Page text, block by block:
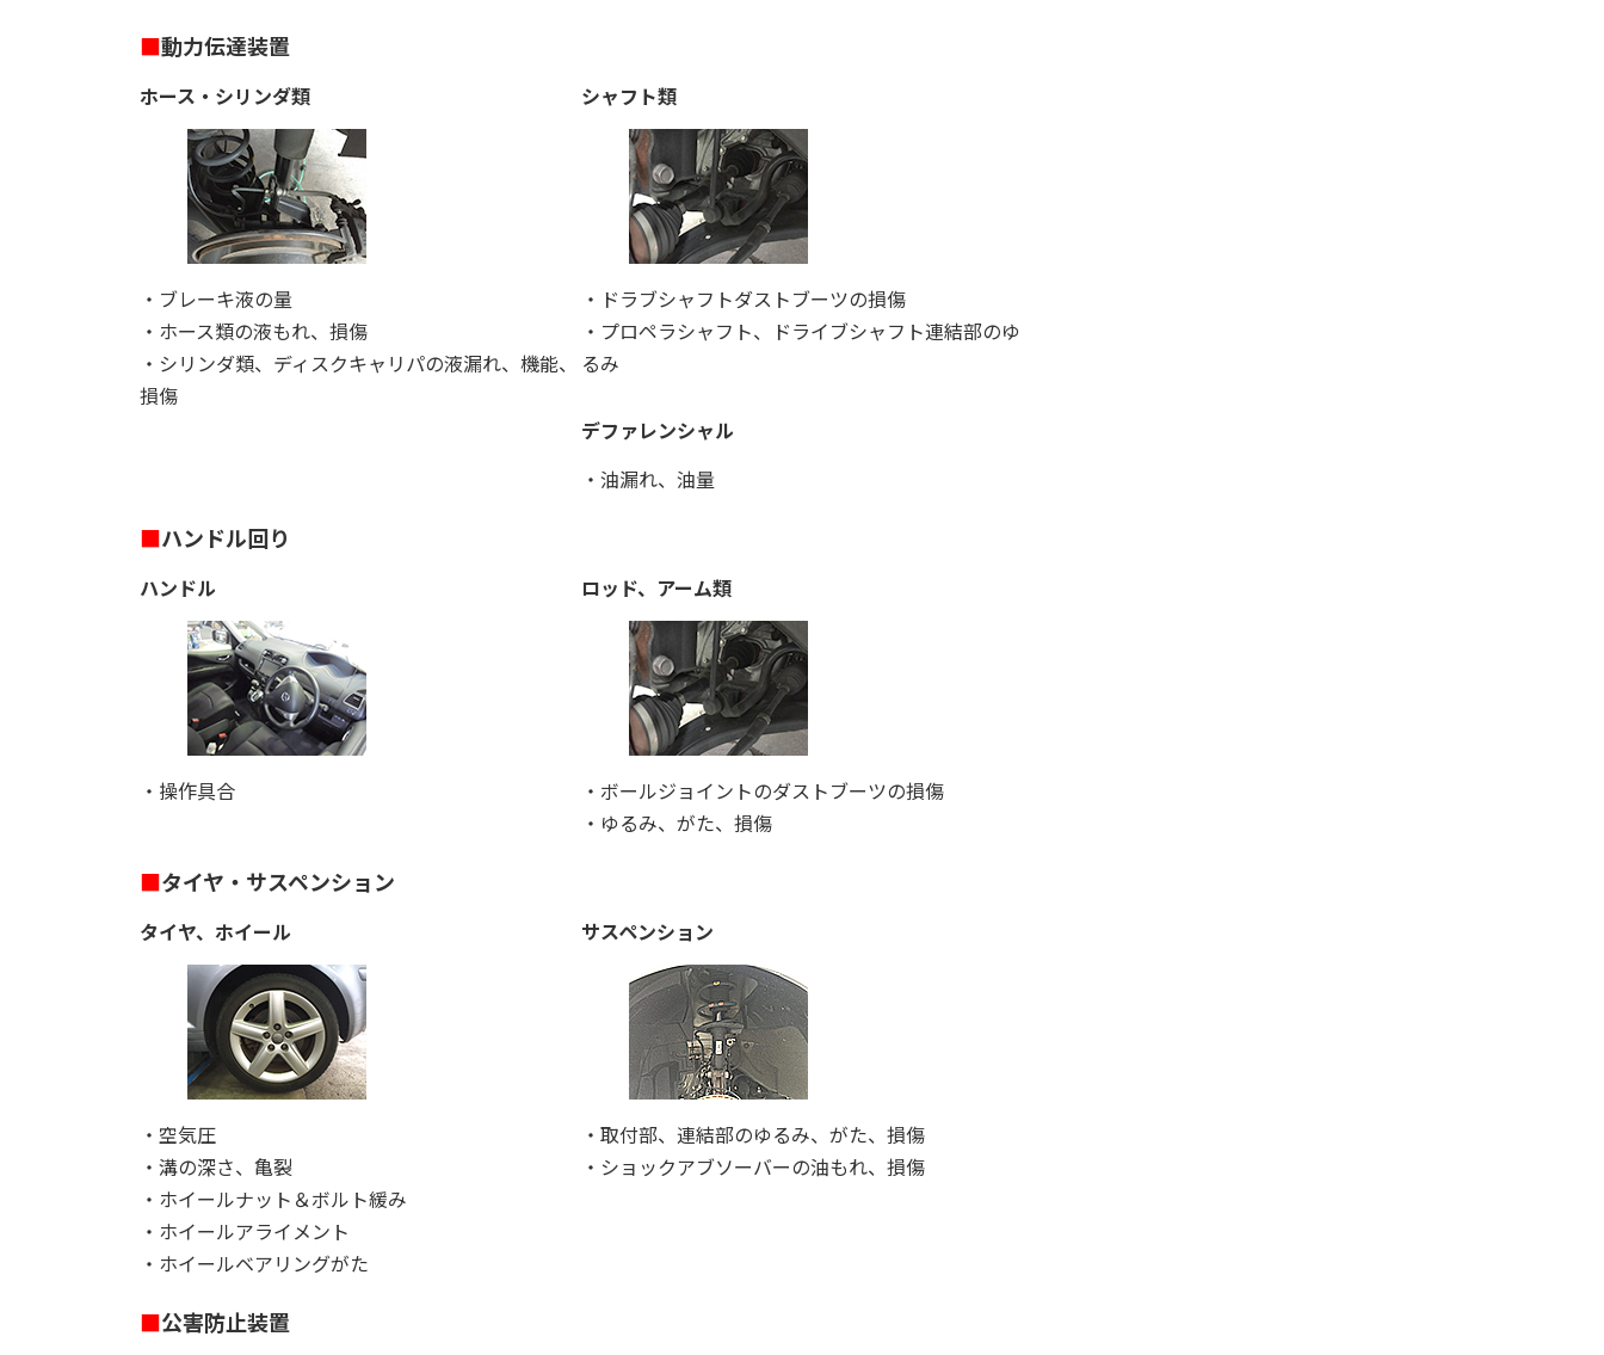
■動力伝達装置
ホース・シリンダ類
・ブレーキ液の量
・ホース類の液もれ、損傷
・シリンダ類、ディスクキャリパの液漏れ、機能、
損傷
シャフト類
・ドラブシャフトダストブーツの損傷
・プロペラシャフト、ドライブシャフト連結部のゆ
るみ
デファレンシャル
・油漏れ、油量
■ハンドル回り
ハンドル
・操作具合
ロッド、アーム類
・ボールジョイントのダストブーツの損傷
・ゆるみ、がた、損傷
■タイヤ・サスペンション
タイヤ、ホイール
・空気圧
・溝の深さ、亀裂
・ホイールナット＆ボルト緩み
・ホイールアライメント
・ホイールベアリングがた
サスペンション
・取付部、連結部のゆるみ、がた、損傷
・ショックアブソーバーの油もれ、損傷
■公害防止装置